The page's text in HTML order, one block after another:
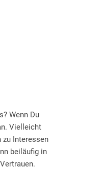
Wenn Du
Vielleicht
zu Interessen
beiläufig in